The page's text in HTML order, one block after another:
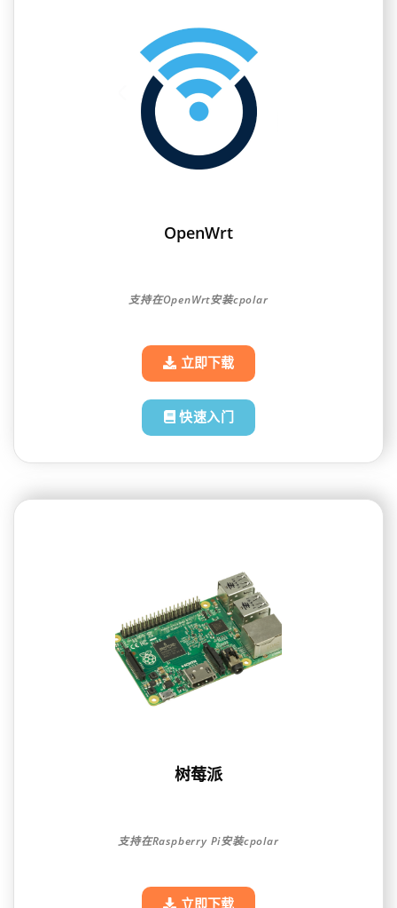
OpenWrt
支持在OpenWrt安装cpolar
立即下载
快速入门
树莓派
支持在Raspberry Pi安装cpolar
立即下载